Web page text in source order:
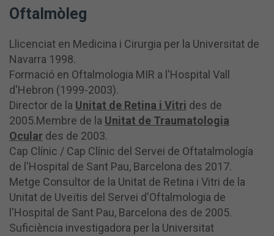
Oftalmòleg
Llicenciat en Medicina i Cirurgia per la Universitat de
Navarra 1998.
Formació en Oftalmologia MIR a l'Hospital Vall
d'Hebron (1999-2003).
Director de la Unitat de Retina i Vitri des de
2005.Membre de la Unitat de Traumatologia
Ocular des de 2003.
Cap Clínic / Cap Clínic del Servei de Oftatalmología
de l'Hospital de Sant Pau, Barcelona des 2017.
Metge Consultor de la Unitat de Retina i Vitri de la
Unitat de Uveïtis del Servei d'Oftalmologia de
l'Hospital de Sant Pau, Barcelona des de 2005.
Suficiència investigadora per la Universitat